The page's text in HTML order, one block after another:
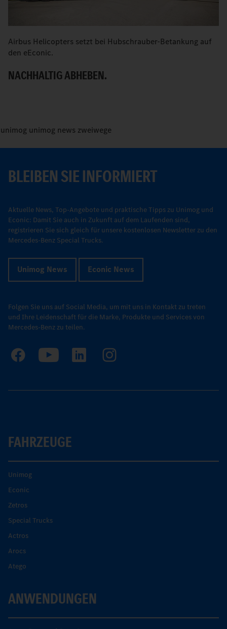
Airbus Helicopters setzt bei Hubschrauber-Betankung auf
den eEconic.
NACHHALTIG ABHEBEN.
unimog unimog news zweiwege
BLEIBEN SIE INFORMIERT
Aktuelle News, Top-Angebote und praktische Tipps zu Unimog und
Econic: Damit Sie auch in Zukunft auf dem Laufenden sind,
registrieren Sie sich gleich für unsere kostenlosen Newsletter zu den
Mercedes-Benz Special Trucks.
Unimog News Econic News
Folgen Sie uns auf Social Media, um mit uns in Kontakt zu treten
und Ihre Leidenschaft für die Marke, Produkte und Services von
Mercedes-Benz zu teilen.
FAHRZEUGE
Unimog
Econic
Zetros
Special Trucks
Actros
Arocs
Atego
ANWENDUNGEN